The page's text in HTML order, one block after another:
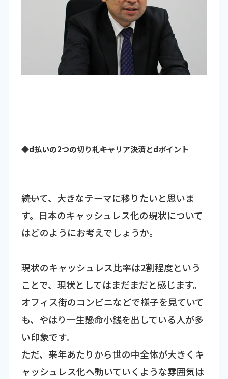
◆d払いの2つの切り札――キャリア決済とdポイント
――続いて、大きなテーマに移りたいと思いま
す。日本のキャッシュレス化の現状について
はどのようにお考えでしょうか。
現状のキャッシュレス比率は2割程度という
ことで、現状としてはまだまだと感じます。
オフィス街のコンビニなどで様子を見ていて
も、やはり一生懸命小銭を出している人が多
い印象です。
ただ、来年あたりから世の中全体が大きくキ
ャッシュレス化へ動いていくような雰囲気は